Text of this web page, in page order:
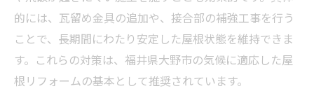
的には、瓦留め金具の追加や、接合部の補強工事を行う
ことで、長期間にわたり安定した屋根状態を維持できま
す。これらの対策は、福井県大野市の気候に適応した屋
根リフォームの基本として推奨されています。